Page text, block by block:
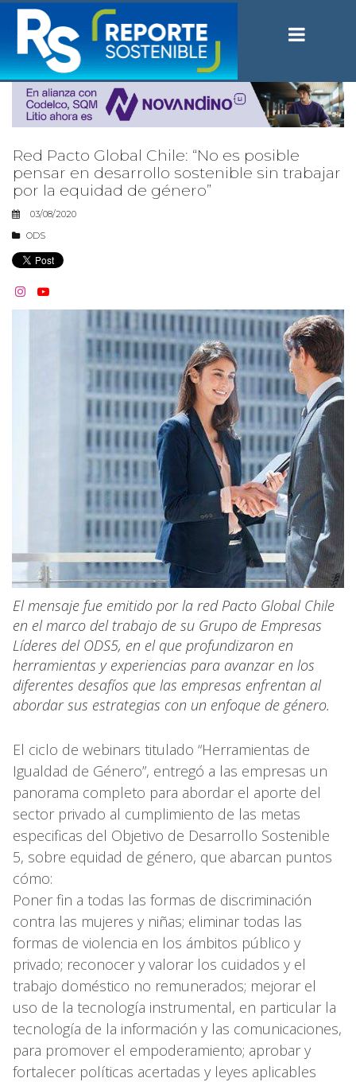
Red Pacto Global Chile: “No es posible
pensar en desarrollo sostenible sin trabajar
por la equidad de género”
03/08/2020
ODS
 
El mensaje fue emitido por la red Pacto Global Chile
en el marco del trabajo de su Grupo de Empresas
Líderes del ODS5, en el que profundizaron en
herramientas y experiencias para avanzar en los
diferentes desafíos que las empresas enfrentan al
abordar sus estrategias con un enfoque de género.
El ciclo de webinars titulado “Herramientas de
Igualdad de Género”, entregó a las empresas un
panorama completo para abordar el aporte del
sector privado al cumplimiento de las metas
especificas del Objetivo de Desarrollo Sostenible
5, sobre equidad de género, que abarcan puntos
cómo:
Poner fin a todas las formas de discriminación
contra las mujeres y niñas; eliminar todas las
formas de violencia en los ámbitos público y
privado; reconocer y valorar los cuidados y el
trabajo doméstico no remunerados; mejorar el
uso de la tecnología instrumental, en particular la
tecnología de la información y las comunicaciones,
para promover el empoderamiento; aprobar y
fortalecer políticas acertadas y leyes aplicables